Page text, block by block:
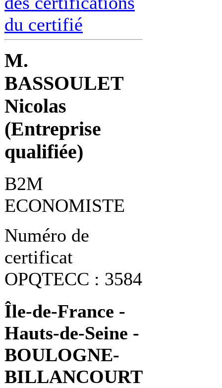
du certifié
M.
BASSOULET
Nicolas
(Entreprise
qualifiée)
B2M
ECONOMISTE
Numéro de
certificat
OPQTECC : 3584
Île-de-France -
Hauts-de-Seine -
BOULOGNE-
BILLANCOURT